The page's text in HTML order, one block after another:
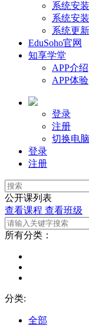
系统安
系统安
系统更
EduSoho官网
知享学堂
APP介绍
APP体验
登录
注册
切换电
登录
注册
公开课列表
查看课程 查看班级
所有分类：
分类:
全部